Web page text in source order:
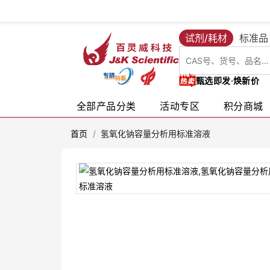
试剂/耗材 标准品
甄选即发·焕新价
全部产品分类 活动专区 积分商城
首页 / 氢氧化钠容量分析用标准溶液